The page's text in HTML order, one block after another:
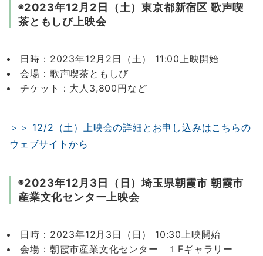
◉2023年12月2日（土）東京都新宿区 歌声喫
茶ともしび上映会
日時：2023年12月2日（土） 11:00上映開始
会場：歌声喫茶ともしび
チケット：大人3,800円など
＞＞ 12/2（土）上映会の詳細とお申し込みはこちらの
ウェブサイトから
◉2023年12月3日（日）埼玉県朝霞市 朝霞市
産業文化センター上映会
日時：2023年12月3日（日） 10:30上映開始
会場：朝霞市産業文化センター １Fギャラリー